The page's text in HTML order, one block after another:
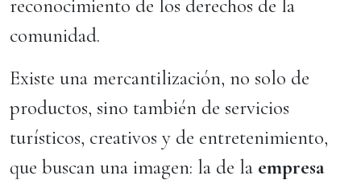
reconocimiento de los derechos de la
comunidad.
Existe una mercantilización, no solo de
productos, sino también de servicios
turísticos, creativos y de entretenimiento,
que buscan una imagen: la de la empresa